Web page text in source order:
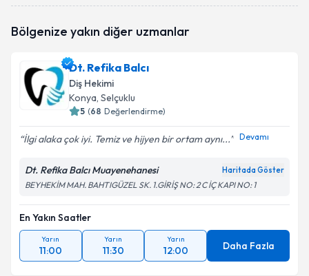
oluşturun. Size bu uzmandan randevu almanız için bir
E-posta Adresiniz
Kişisel verilerimin işlenmesine ilişkinAydınlatma
kapsamda işlenmesini kabul ediyorum.
Bölgenize yakın diğer uzmanlar
Dt. Refika Balcı
Diş Hekimi
Konya, Selçuklu
5 (68 Değerlendirme)
İlgi alaka çok iyi. Temiz ve hijyen bir ortam aynı... Devamı
Dt. Refika Balcı Muayenehanesi Haritada Göster
BEYHEKİM MAH. BAHTIGÜZEL SK. 1.GİRİŞ NO: 2 C İÇ KAPI NO: 1
En Yakın Saatler
Yarın
11:00
Yarın
11:30
Yarın
12:00 Daha Fazla